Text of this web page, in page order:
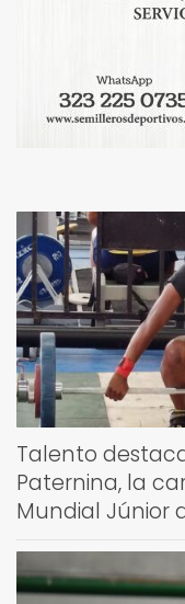
Talento
Paternina, la
Mundial Júnior